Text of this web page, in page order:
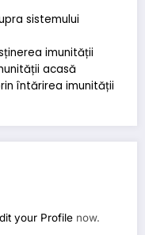
sistemului
imunității
acasă
întărirea imunității
your Profile now.